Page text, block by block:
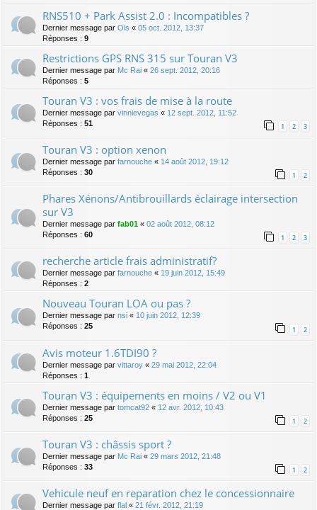
RNS510 + Park Assist 2.0 : Incompatibles ?
Dernier message par Ols « 05 oct. 2012, 13:37
Réponses : 9
Restrictions GPS RNS 315 sur Touran V3
Dernier message par Mc Rai « 26 sept. 2012, 20:16
Réponses : 5
Touran V3 : vos frais de mise à la route
Dernier message par vinnievegas « 12 sept. 2012, 11:52
Réponses : 51 1 2 3
Touran V3 : option xenon
Dernier message par farnouche « 14 août 2012, 19:12
Réponses : 30 1 2
Phares Xénons/Antibrouillards éclairage intersection
sur V3
Dernier message par fab01 « 02 août 2012, 08:12
Réponses : 60 1 2 3
recherche article frais administratif?
Dernier message par farnouche « 19 juin 2012, 15:49
Réponses : 2
Nouveau Touran LOA ou pas ?
Dernier message par nsi « 10 juin 2012, 12:39
Réponses : 25 1 2
Avis moteur 1.6TDI90 ?
Dernier message par vittaroy « 29 mai 2012, 22:04
Réponses : 1
Touran V3 : équipements en moins / V2 ou V1
Dernier message par tomcat92 « 12 avr. 2012, 10:43
Réponses : 25 1 2
Touran V3 : châssis sport ?
Dernier message par Mc Rai « 29 mars 2012, 21:48
Réponses : 33 1 2
Vehicule neuf en reparation chez le concessionnaire
Dernier message par flal « 21 févr. 2012, 21:19